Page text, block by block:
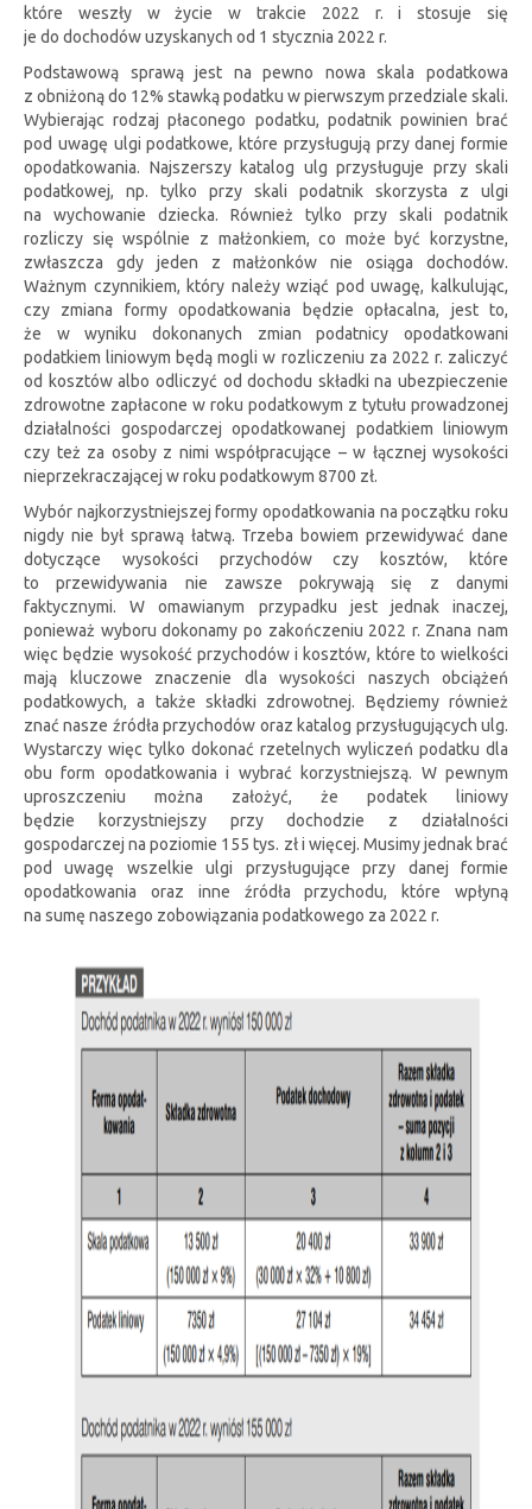
które weszły w życie w trakcie 2022 r. i stosuje się
je do dochodów uzyskanych od 1 stycznia 2022 r.
Podstawową sprawą jest na pewno nowa skala podatkowa
z obniżoną do 12% stawką podatku w pierwszym przedziale skali.
Wybierając rodzaj płaconego podatku, podatnik powinien brać
pod uwagę ulgi podatkowe, które przysługują przy danej formie
opodatkowania. Najszerszy katalog ulg przysługuje przy skali
podatkowej, np. tylko przy skali podatnik skorzysta z ulgi
na wychowanie dziecka. Również tylko przy skali podatnik
rozliczy się wspólnie z małżonkiem, co może być korzystne,
zwłaszcza gdy jeden z małżonków nie osiąga dochodów.
Ważnym czynnikiem, który należy wziąć pod uwagę, kalkulując,
czy zmiana formy opodatkowania będzie opłacalna, jest to,
że w wyniku dokonanych zmian podatnicy opodatkowani
podatkiem liniowym będą mogli w rozliczeniu za 2022 r. zaliczyć
od kosztów albo odliczyć od dochodu składki na ubezpieczenie
zdrowotne zapłacone w roku podatkowym z tytułu prowadzonej
działalności gospodarczej opodatkowanej podatkiem liniowym
czy też za osoby z nimi współpracujące – w łącznej wysokości
nieprzekraczającej w roku podatkowym 8700 zł.
Wybór najkorzystniejszej formy opodatkowania na początku roku
nigdy nie był sprawą łatwą. Trzeba bowiem przewidywać dane
dotyczące wysokości przychodów czy kosztów, które
to przewidywania nie zawsze pokrywają się z danymi
faktycznymi. W omawianym przypadku jest jednak inaczej,
ponieważ wyboru dokonamy po zakończeniu 2022 r. Znana nam
więc będzie wysokość przychodów i kosztów, które to wielkości
mają kluczowe znaczenie dla wysokości naszych obciążeń
podatkowych, a także składki zdrowotnej. Będziemy również
znać nasze źródła przychodów oraz katalog przysługujących ulg.
Wystarczy więc tylko dokonać rzetelnych wyliczeń podatku dla
obu form opodatkowania i wybrać korzystniejszą. W pewnym
uproszczeniu można założyć, że podatek liniowy
będzie korzystniejszy przy dochodzie z działalności
gospodarczej na poziomie 155 tys. zł i więcej. Musimy jednak brać
pod uwagę wszelkie ulgi przysługujące przy danej formie
opodatkowania oraz inne źródła przychodu, które wpłyną
na sumę naszego zobowiązania podatkowego za 2022 r.